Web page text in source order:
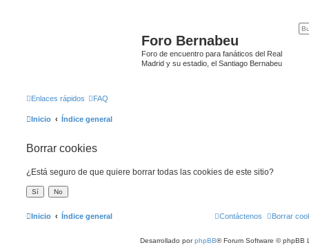
Foro Bernabeu
Foro de encuentro para fanáticos del Real
Madrid y su estadio, el Santiago Bernabeu
Enlaces rápidos FAQ
Inicio Índice general
Borrar cookies
¿Está seguro de que quiere borrar todas las cookies de este sitio?
Inicio Índice general Borrar
Contáctenos
Desarrollado porphpBB® Forum Software © phpBB